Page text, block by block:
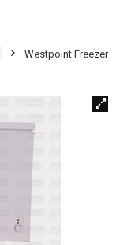
Westpoint Freezer